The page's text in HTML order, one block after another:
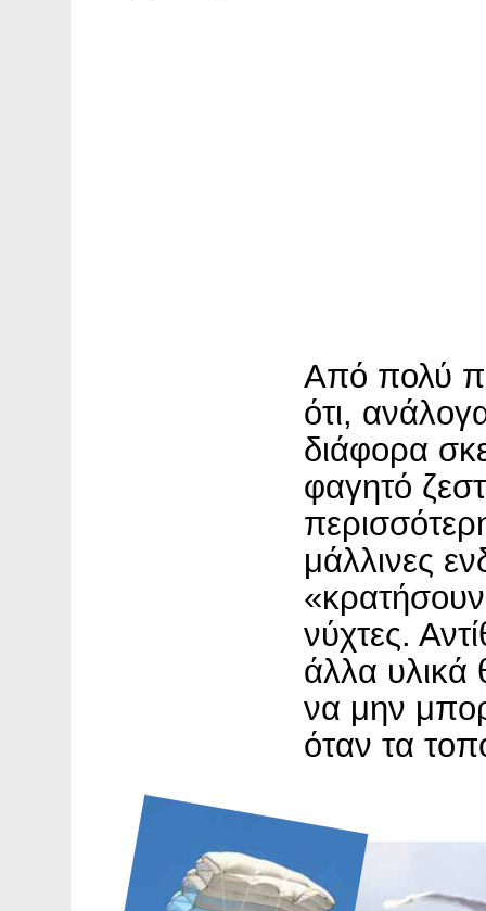
Από πολύ
ότι,
διάφορα
φαγητό
μάλλινες
νύχτες.
άλλα υλικά
να μην
όταν τα